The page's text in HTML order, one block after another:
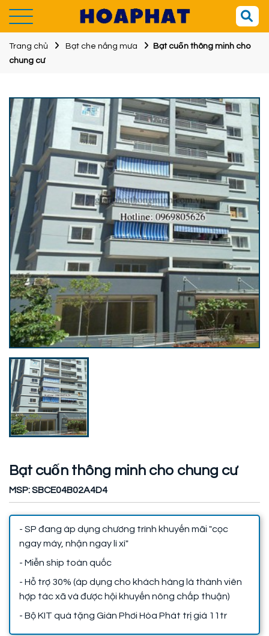
Trang chủ Bạt che nắng mưa
Bạt cuốn thông minh cho
chung cư
Bạt cuốn thông minh cho chung cư
MSP: SBCE04B02A4D4
- SP đang áp dụng chương trình khuyến mãi "cọc
ngay máy, nhận ngay lì xì"
- Miễn ship toàn quốc
- Hỗ trợ 30% (áp dụng cho khách hàng là thành viên
hợp tác xã và được hội khuyến nông chấp thuận)
- Bộ KIT quà tặng Giàn Phơi Hòa Phát trị giá 11tr